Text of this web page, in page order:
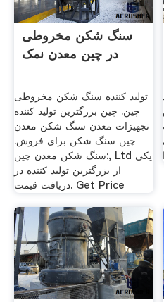
سنگ شکن مخروطی
در چین معدن نمک
تولید کننده سنگ شکن مخروطی
چین. چین بزرگترین تولید کننده
تجهیزات معدن سنگ شکن معدن
چین سنگ شکن برای فروش.
سنگ شکن معدن چین:, Ltd یکی
از بزرگترین تولید کننده در
دریافت قیمت. Get Price